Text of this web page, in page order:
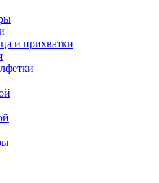
и прихватки